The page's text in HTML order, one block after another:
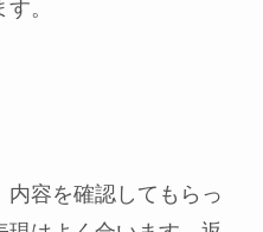
。
容を確認してもらっ